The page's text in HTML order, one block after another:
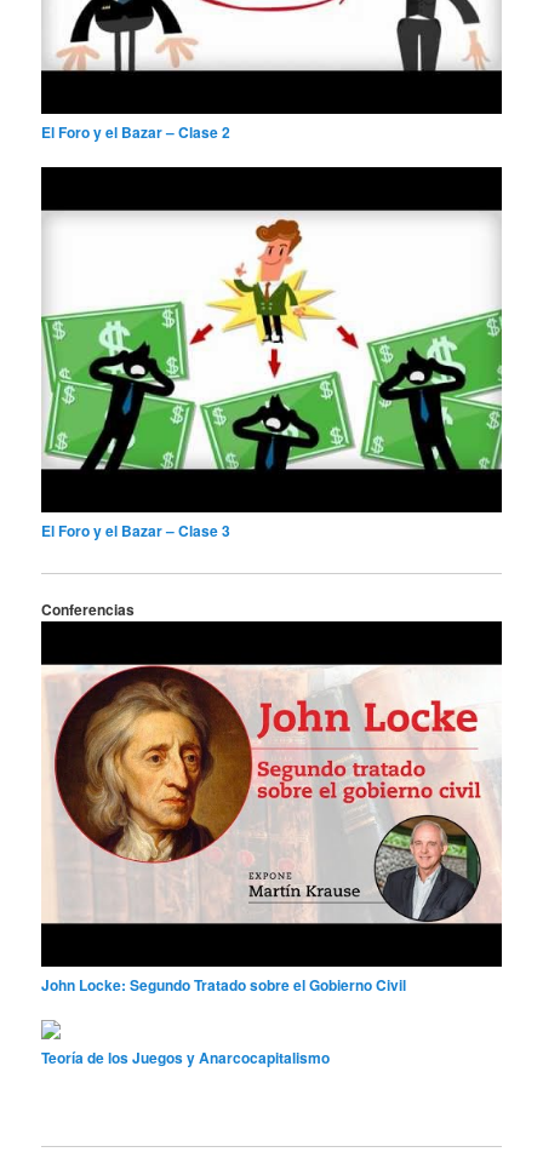
El Foro y el Bazar – Clase 2
El Foro y el Bazar – Clase 3
Conferencias
John Locke: Segundo Tratado sobre el Gobierno Civil
Teoría de los Juegos y Anarcocapitalismo